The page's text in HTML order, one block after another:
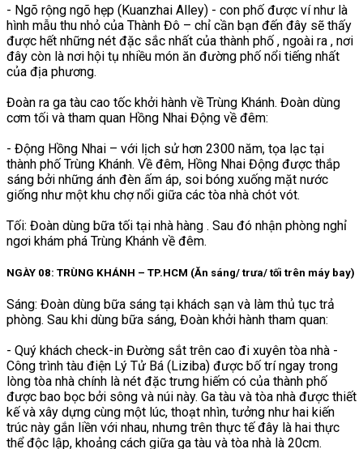
- Ngõ rộng ngõ hẹp (Kuanzhai Alley) - con phố được ví như là
hình mẫu thu nhỏ của Thành Đô – chỉ cần bạn đến đây sẽ thấy
được hết những nét đặc sắc nhất của thành phố , ngoài ra , nơi
đây còn là nơi hội tụ nhiều món ăn đường phố nổi tiếng nhất
của địa phương.
Đoàn ra ga tàu cao tốc khởi hành về Trùng Khánh. Đoàn dùng
cơm tối và tham quan Hồng Nhai Động về đêm:
- Động Hồng Nhai – với lịch sử hơn 2300 năm, tọa lạc tại
thành phố Trùng Khánh. Về đêm, Hồng Nhai Động được thắp
sáng bởi những ánh đèn ấm áp, soi bóng xuống mặt nước
giống như một khu chợ nổi giữa các tòa nhà chót vót.
Tối: Đoàn dùng bữa tối tại nhà hàng . Sau đó nhận phòng nghỉ
ngơi khám phá Trùng Khánh về đêm.
NGÀY 08: TRÙNG KHÁNH – TP.HCM (Ăn sáng/ trưa/ tối trên máy bay)
Sáng: Đoàn dùng bữa sáng tại khách sạn và làm thủ tục trả
phòng. Sau khi dùng bữa sáng, Đoàn khởi hành tham quan:
- Quý khách check-in Đường sắt trên cao đi xuyên tòa nhà -
Công trình tàu điện Lý Tử Bá (Liziba) được bố trí ngay trong
lòng tòa nhà chính là nét đặc trưng hiếm có của thành phố
được bao bọc bởi sông và núi này. Ga tàu và tòa nhà được thiết
kế và xây dựng cùng một lúc, thoạt nhìn, tưởng như hai kiến
trúc này gắn liền với nhau, nhưng trên thực tế đây là hai thực
thể độc lập, khoảng cách giữa ga tàu và tòa nhà là 20cm.